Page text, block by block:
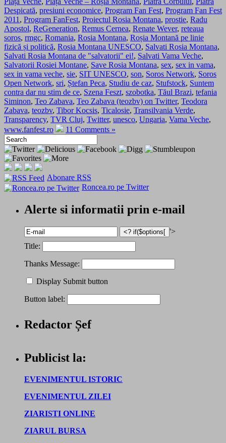
Despicată, presiuni economice, Program Fan Fest, Program Fan Fest
2011 , Program FanFest, Proiectul Rosia Montana, prostie, Radu
Apostol, ReGeneration, Remus Cernea, Renate Wever, reteaua
soros, rmgc, Romania, Rosia Montana, Roșia Montană pe linie
fizică și politică, Rosia Montana UNESCO, Salvati Rosia Montana,
Salvati Rosia Montana de "salvatorii" ei!, Salvati Vama Veche,
Salvatorii Rosiei Montane, Save Rosia Montana, sex, sex in vama,
sex in vama veche, sie, SIT UNESCO, son, Soros Network, Soros
Open Network, sri, Ștefan Peca, Studiu de caz, Stufstock, Suntem
contra dar nu stim de ce, Szena Feszt, szobotka, Tăul Brazi, tefania
Siminon, Teo Zabava, Teo Zabava (teozbv) on Twitter, Teodora
Zabava, teozbv, Tibor Kocsis, Ticalosie, Transilvania Verde,
Transparency, TVR Cluj, Twitter, unesco, Ungaria, Vama Veche,
www.fanfest.ro
11 Comments »
Abonare RSS
Roncea.ro pe Twitter
Alerte si informatii prin e-mail
'>
Title:
Thanks Message:
Display Submit button
Button label:
Redactor Șef
Publicist la:
EVENIMENTUL ISTORIC
EVENIMENTUL ZILEI
ZIARISTI ONLINE
ZIARUL BURSA